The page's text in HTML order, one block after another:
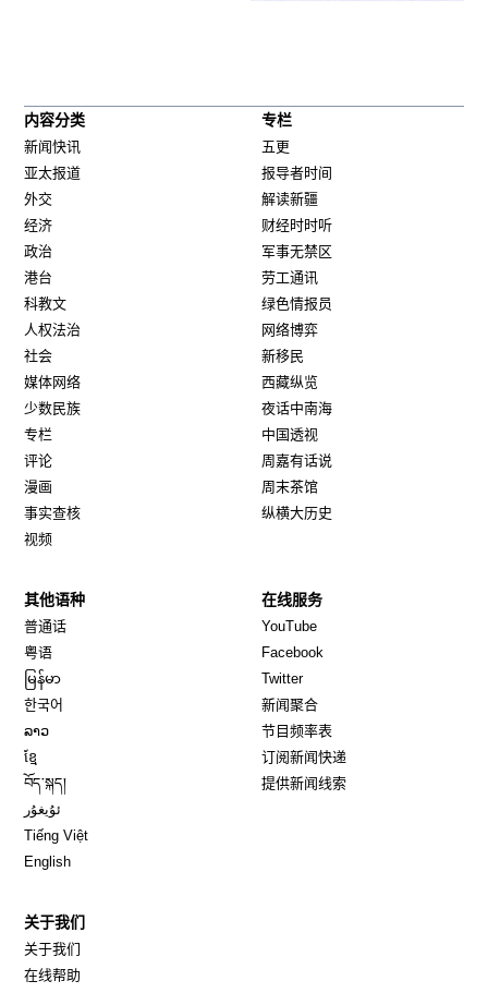
内容分类
新闻快讯
亚太报道
外交
经济
政治
港台
科教文
人权法治
社会
媒体网络
少数民族
专栏
评论
漫画
事实查核
视频
专栏
五更
报导者时间
解读新疆
财经时时听
军事无禁区
劳工通讯
绿色情报员
网络博弈
新移民
西藏纵览
夜话中南海
中国透视
周嘉有话说
周末茶馆
纵横大历史
其他语种
普通话
粤语
မြန်မာ
한국어
ລາວ
ខ្មែ
བོད་སྐད།
ئۇيغۇر
Tiếng Việt
English
在线服务
YouTube
Facebook
TwitterOpens in new window
新闻聚合
节目频率表
订阅新闻快递
提供新闻线索
关于我们
关于我们
在线帮助